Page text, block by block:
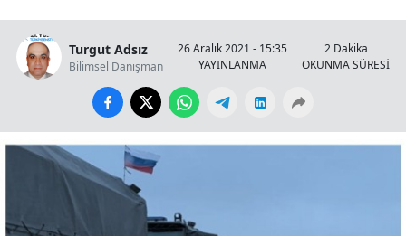
Turgut Adsız
Bilimsel Danışman
26 Aralık 2021 - 15:35
YAYINLANMA
2 Dakika
OKUNMA SÜRESİ